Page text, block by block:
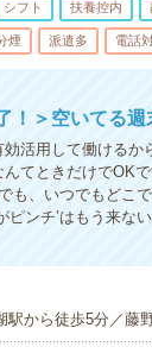
シフト 扶養控内
煙 派遣多 電話
＞空いてる週
効活用して働ける
てときだけでOK
、いつでもどこ
ピンチ’はもう来
から徒歩5分／藤